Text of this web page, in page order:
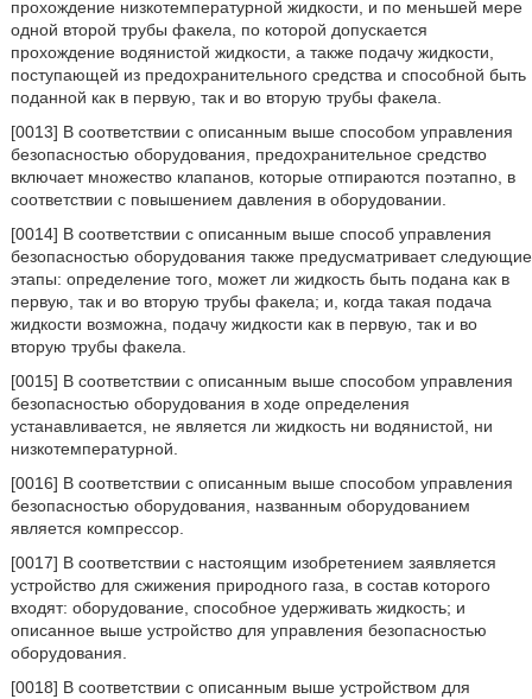
прохождение низкотемпературной жидкости, и по меньшей мере
одной второй трубы факела, по которой допускается
прохождение водянистой жидкости, а также подачу жидкости,
поступающей из предохранительного средства и способной быть
поданной как в первую, так и во вторую трубы факела.
[0013] В соответствии с описанным выше способом управления
безопасностью оборудования, предохранительное средство
включает множество клапанов, которые отпираются поэтапно, в
соответствии с повышением давления в оборудовании.
[0014] В соответствии с описанным выше способ управления
безопасностью оборудования также предусматривает следующие
этапы: определение того, может ли жидкость быть подана как в
первую, так и во вторую трубы факела; и, когда такая подача
жидкости возможна, подачу жидкости как в первую, так и во
вторую трубы факела.
[0015] В соответствии с описанным выше способом управления
безопасностью оборудования в ходе определения
устанавливается, не является ли жидкость ни водянистой, ни
низкотемпературной.
[0016] В соответствии с описанным выше способом управления
безопасностью оборудования, названным оборудованием
является компрессор.
[0017] В соответствии с настоящим изобретением заявляется
устройство для сжижения природного газа, в состав которого
входят: оборудование, способное удерживать жидкость; и
описанное выше устройство для управления безопасностью
оборудования.
[0018] В соответствии с описанным выше устройством для